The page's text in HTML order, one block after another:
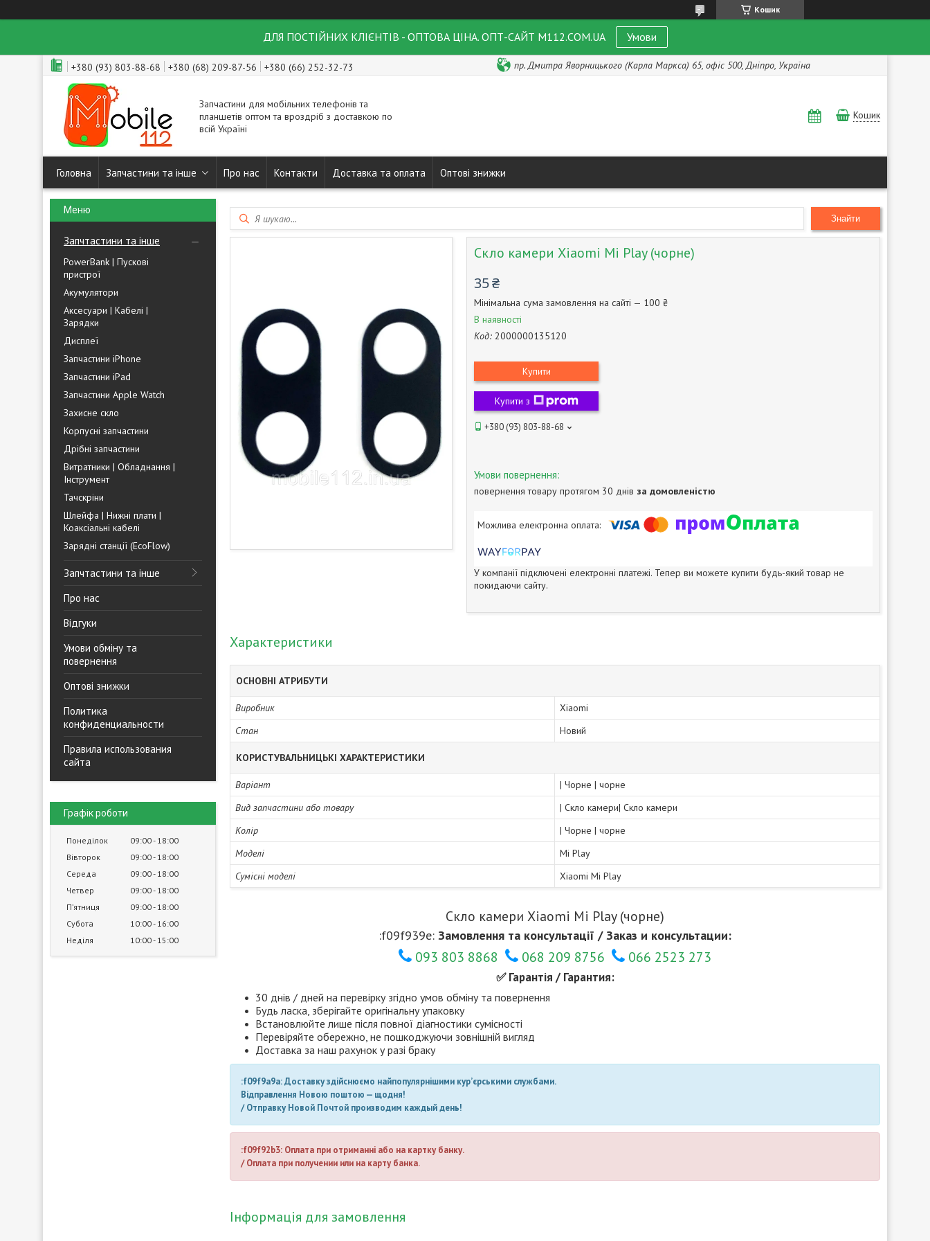
Кошик
ДЛЯ ПОСТІЙНИХ КЛІЄНТІВ - ОПТОВА ЦІНА. ОПТ-САЙТ M112.COM.UA Умови
+380 (93) 803-88-68 +380 (68) 209-87-56 +380 (66) 252-32-73 пр. Дмитра Яворницького (Карла Маркса) 65, офіс 500, Дніпро, Україна
Запчастини для мобільних телефонів та
планшетів оптом та вроздріб з доставкою по
всій Україні
Кошик
Головна Запчастини та інше Про нас Контакти Доставка та оплата Оптові знижки
Запчтастини та інше
PowerBank | Пускові
пристрої
Акумулятори
Аксесуари | Кабелі |
Зарядки
Дисплеї
Запчастини iPhone
Запчастини iPad
Запчастини Apple Watch
Захисне скло
Корпусні запчастини
Дрібні запчастини
Витратники | Обладнання |
Інструмент
Тачскріни
Шлейфа | Нижні плати |
Коаксіальні кабелі
Зарядні станції (EcoFlow)
Запчтастини та інше
Про нас
Відгуки
Умови обміну та
повернення
Оптові знижки
Политика
конфиденциальности
Правила использования
сайта
Графік роботи
Понеділок 09:00 18:00
Вівторок
09:00 18:00
Середа
09:00 18:00
Четвер
09:00 18:00
Пʼятниця
09:00 18:00
Субота
10:00 16:00
Неділя
10:00 15:00
Знайти
Скло камери Xiaomi Mi Play (чорне)
35 ₴
Мінімальна сума замовлення на сайті — 100 ₴
В наявності
Код: 2000000135120
Купити
Купити з
+380 (93) 803-88-68
повернення товару протягом 30 днів за домовленістю
У компанії підключені електронні платежі. Тепер ви можете купити будь-який товар не
покидаючи сайту.
Характеристики
ОСНОВНІ АТРИБУТИ
Виробник
Xiaomi
Стан
Новий
КОРИСТУВАЛЬНИЦЬКІ ХАРАКТЕРИСТИКИ
Варіант
| Чорне | чорне
Вид запчастини або товару
| Скло камери| Скло камери
Колір
| Чорне | чорне
Моделі
Mi Play
Сумісні моделі
Xiaomi Mi Play
Скло камери Xiaomi Mi Play (чорне)
:f09f939e: Замовлення та консультації / Заказ и консультации:
093 803 8868 068 209 8756 066 2523 273
✅ Гарантія / Гарантия:
30 днів / дней на перевірку згідно умов обміну та повернення
Будь ласка, зберігайте оригінальну упаковку
Встановлюйте лише після повної діагностики сумісності
Перевіряйте обережно, не пошкоджуючи зовнішній вигляд
Доставка за наш рахунок у разі браку
:f09f9a9a: Доставку здійснюємо найпопулярнішими кур’єрськими службами.
Відправлення Новою поштою — щодня!
/ Отправку Новой Почтой производим каждый день!
:f09f92b3: Оплата при отриманні або на картку банку.
/ Оплата при получении или на карту банка.
Інформація для замовлення